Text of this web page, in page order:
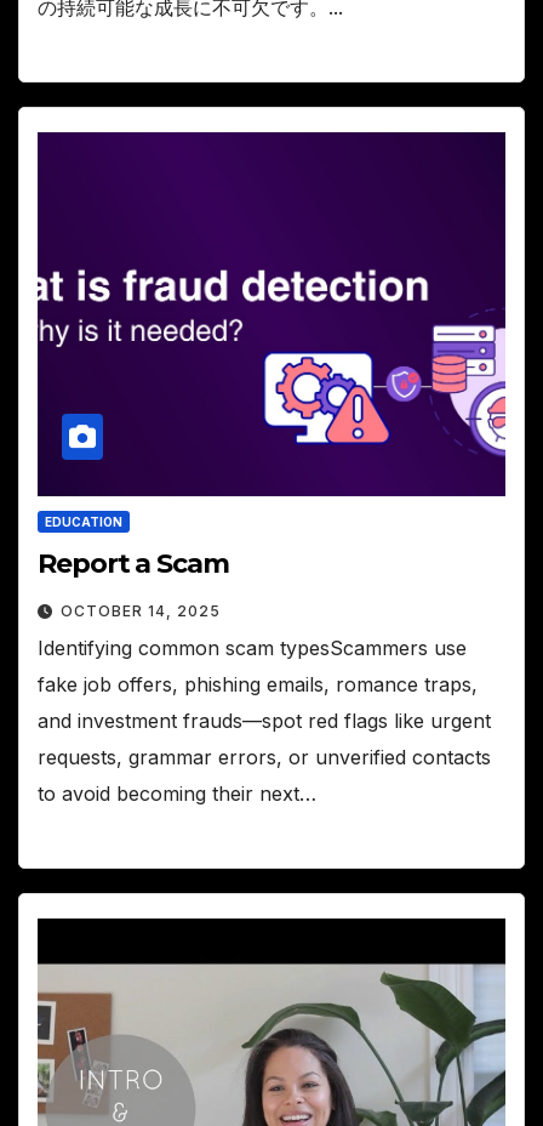
の持続可能な成長に不可欠です。...
EDUCATION
Report a Scam
OCTOBER 14, 2025
Identifying common scam typesScammers use
fake job offers, phishing emails, romance traps,
and investment frauds—spot red flags like urgent
requests, grammar errors, or unverified contacts
to avoid becoming their next…